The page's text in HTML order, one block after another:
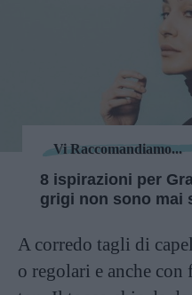
Vi Raccomandiamo...
8 ispirazioni per
grigi non sono mai
A corredo tagli di
o regolari e anche con